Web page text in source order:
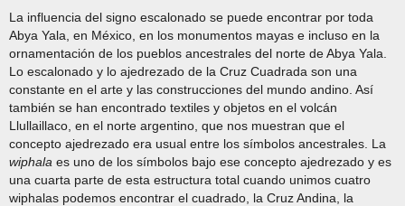
La influencia del signo escalonado se puede encontrar por toda
Abya Yala, en México, en los monumentos mayas e incluso en la
ornamentación de los pueblos ancestrales del norte de Abya Yala.
Lo escalonado y lo ajedrezado de la Cruz Cuadrada son una
constante en el arte y las construcciones del mundo andino. Así
también se han encontrado textiles y objetos en el volcán
Llullaillaco, en el norte argentino, que nos muestran que el
concepto ajedrezado era usual entre los símbolos ancestrales. La
wiphala es uno de los símbolos bajo ese concepto ajedrezado y es
una cuarta parte de esta estructura total cuando unimos cuatro
wiphalas podemos encontrar el cuadrado, la Cruz Andina, la